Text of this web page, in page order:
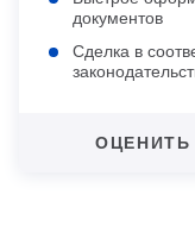
документов
Сделка в
ОЦЕНИТЬ